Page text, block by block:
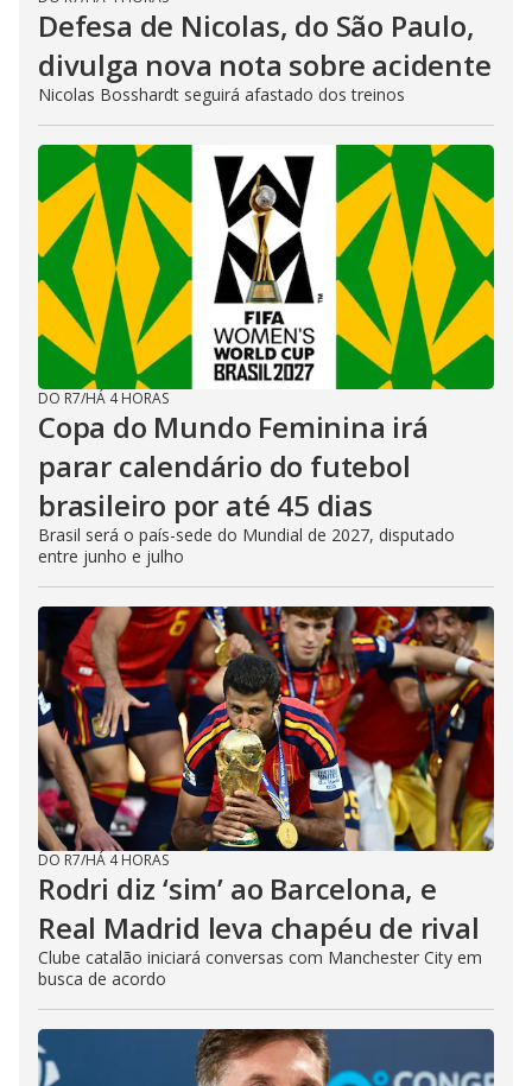
Defesa de Nicolas, do São Paulo,
divulga nova nota sobre acidente
Nicolas Bosshardt seguirá afastado dos treinos
DO R7/HÁ 4 HORAS
Copa do Mundo Feminina irá
parar calendário do futebol
brasileiro por até 45 dias
Brasil será o país-sede do Mundial de 2027, disputado
entre junho e julho
DO R7/HÁ 4 HORAS
Rodri diz ‘sim’ ao Barcelona, e
Real Madrid leva chapéu de rival
Clube catalão iniciará conversas com Manchester City em
busca de acordo